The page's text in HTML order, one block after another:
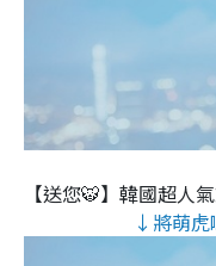
【送您🐯】韓國超人
↓將萌虎